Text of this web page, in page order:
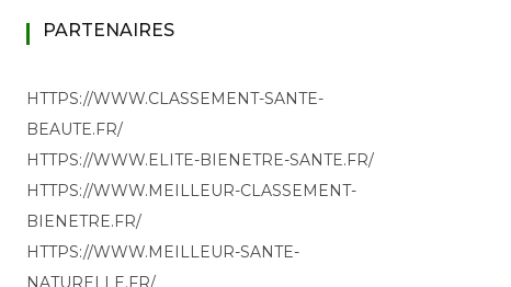
PARTENAIRES
HTTPS://WWW.CLASSEMENT-SANTE-
BEAUTE.FR/
HTTPS://WWW.ELITE-BIENETRE-SANTE.FR/
HTTPS://WWW.MEILLEUR-CLASSEMENT-
BIENETRE.FR/
HTTPS://WWW.MEILLEUR-SANTE-
NATURELLE.FR/